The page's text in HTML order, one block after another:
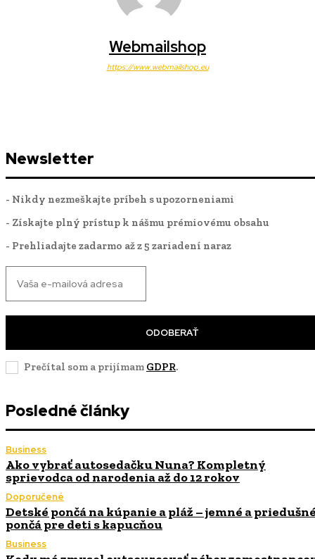
Webmailshop
https://www.webmailshop.eu
Newsletter
- Nikdy nezmeškajte príbeh s upozorneniami
- Získajte plný prístup k nášmu prémiovému obsahu
- Prehliadajte zadarmo až z 5 zariadení naraz
ODOBERAŤ
Prečítal som a prijímam GDPR.
Posledné články
Business
Ako vybrať autosedačku Nuna? Kompletný
sprievodca od narodenia až do 12 rokov
Doporučené
Detské pončá na kúpanie a pláž – jemné a
pončá pre deti s kapucňou
Business